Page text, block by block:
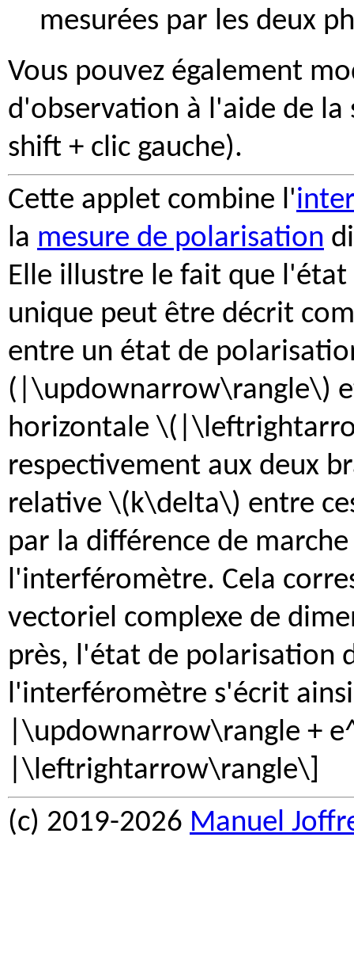
mesurées par les deux
Vous pouvez également
d'observation à l'aide de la
shift + clic gauche).
Cette applet combine l'
la mesure de polarisation
Elle illustre le fait que
unique peut être décrit
entre un état de
(|\updownarrow\rangle\)
horizontale
respectivement aux deux
relative \(k\delta\) entre
par la différence de
l'interféromètre. Cela
vectoriel complexe de
près, l'état de polarisation
l'interféromètre s'écrit
|\updownarrow\rangle +
|\leftrightarrow\rangle\]
(c) 2019-2026 Manuel